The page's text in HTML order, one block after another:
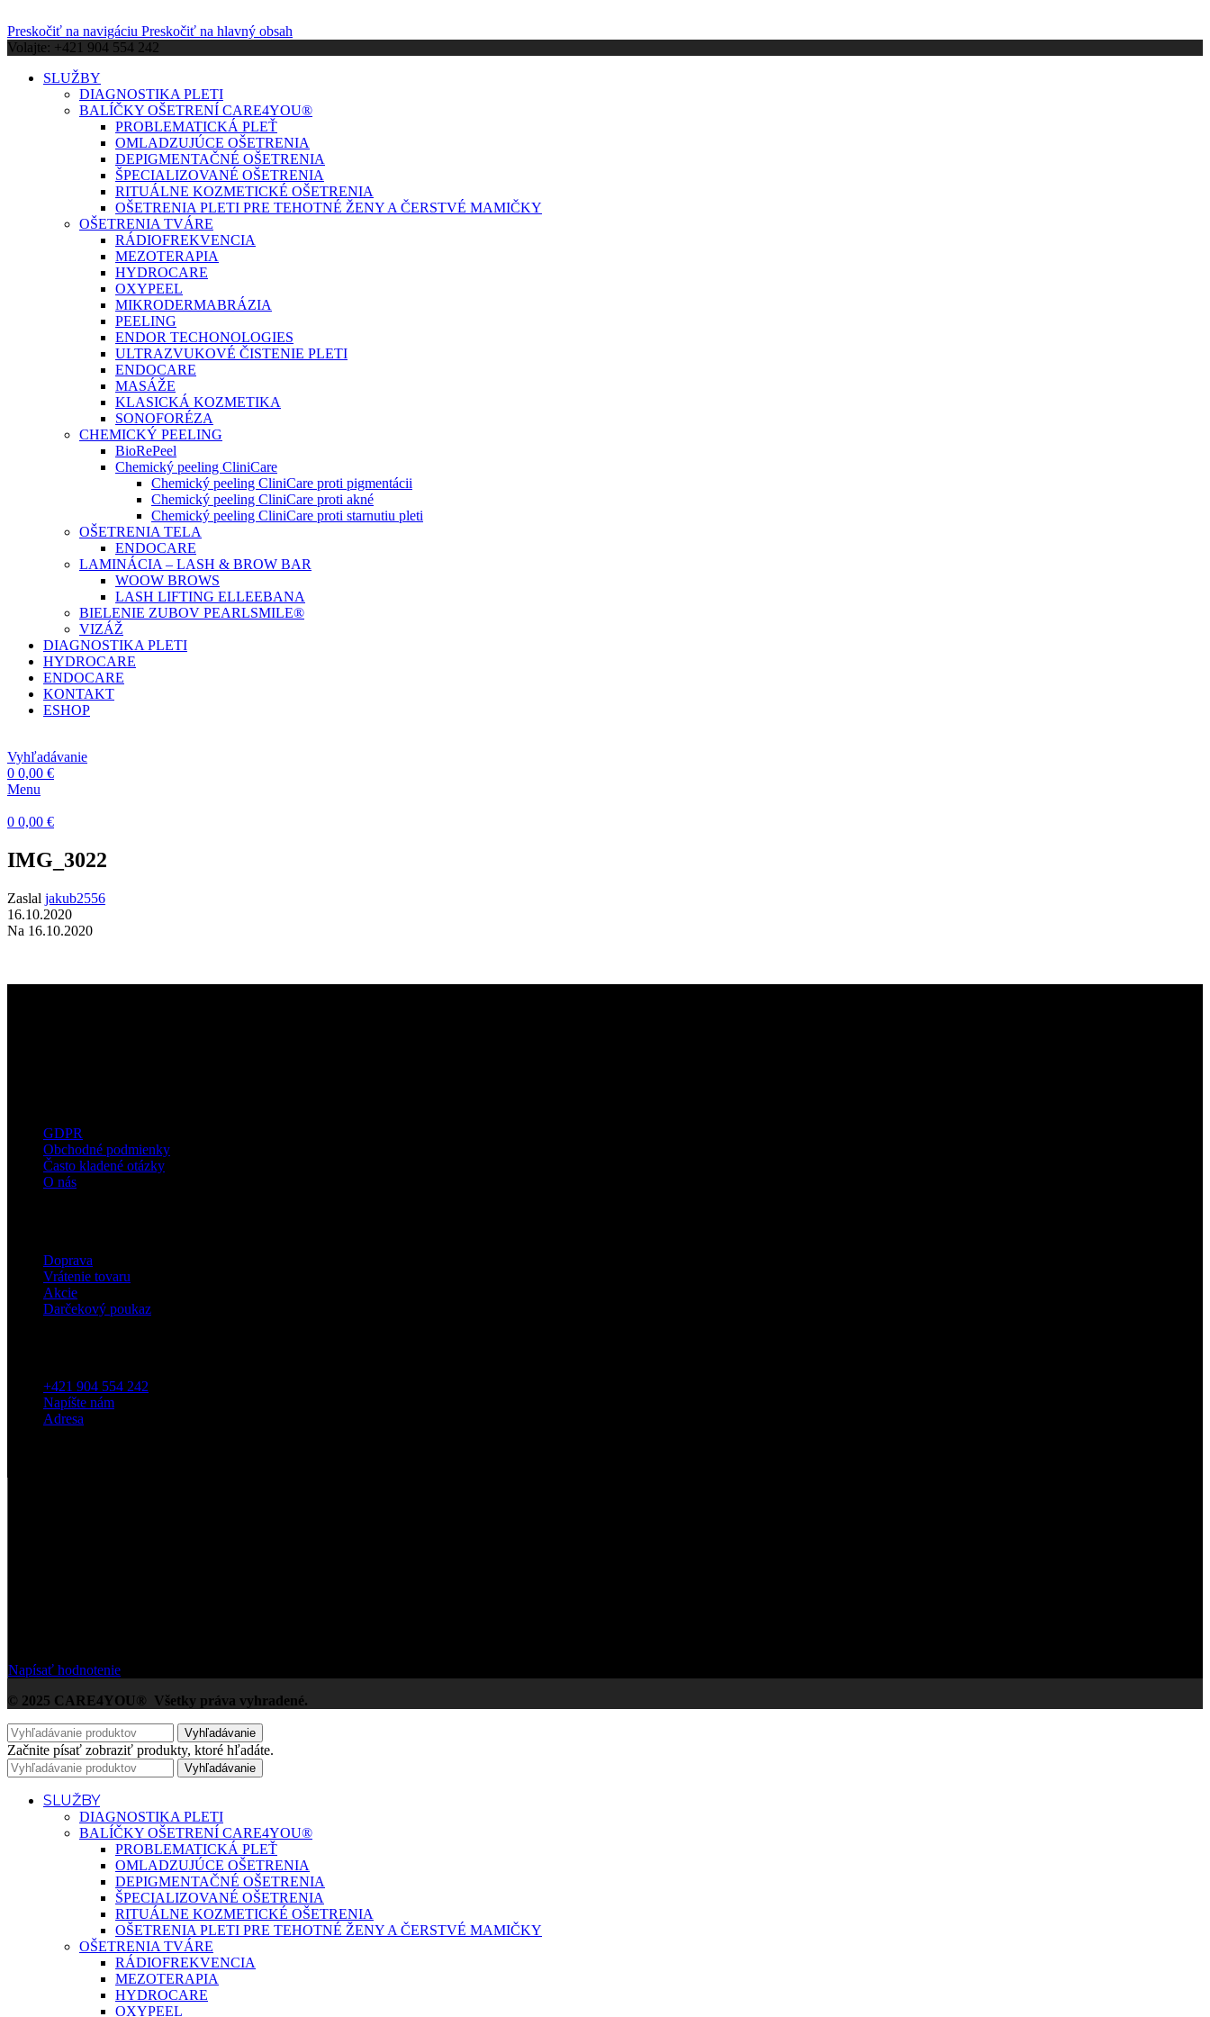
Preskočiť na navigáciu Preskočiť na hlavný obsah
Volajte: +421 904 554 242
SLUŽBY
DIAGNOSTIKA PLETI
BALÍČKY OŠETRENÍ CARE4YOU®
PROBLEMATICKÁ PLEŤ
OMLADZUJÚCE OŠETRENIA
DEPIGMENTAČNÉ OŠETRENIA
ŠPECIALIZOVANÉ OŠETRENIA
RITUÁLNE KOZMETICKÉ OŠETRENIA
OŠETRENIA PLETI PRE TEHOTNÉ ŽENY A ČERSTVÉ MAMIČKY
OŠETRENIA TVÁRE
RÁDIOFREKVENCIA
MEZOTERAPIA
HYDROCARE
OXYPEEL
MIKRODERMABRÁZIA
PEELING
ENDOR TECHONOLOGIES
ULTRAZVUKOVÉ ČISTENIE PLETI
ENDOCARE
MASÁŽE
KLASICKÁ KOZMETIKA
SONOFORÉZA
CHEMICKÝ PEELING
BioRePeel
Chemický peeling CliniCare
Chemický peeling CliniCare proti pigmentácii
Chemický peeling CliniCare proti akné
Chemický peeling CliniCare proti starnutiu pleti
OŠETRENIA TELA
ENDOCARE
LAMINÁCIA – LASH & BROW BAR
WOOW BROWS
LASH LIFTING ELLEEBANA
BIELENIE ZUBOV PEARLSMILE®
VIZÁŽ
DIAGNOSTIKA PLETI
HYDROCARE
ENDOCARE
KONTAKT
ESHOP
Vyhľadávanie
0 0,00 €
Menu
0 0,00 €
IMG_3022
Zaslal jakub2556
16.10.2020
Na 16.10.2020
GDPR
Obchodné podmienky
Často kladené otázky
O nás
Doprava
Vrátenie tovaru
Akcie
Darčekový poukaz
+421 904 554 242
Napíšte nám
Adresa
Napísať hodnotenie
© 2025 CARE4YOU® Všetky práva vyhradené.
Vyhľadávanie
Začnite písať zobraziť produkty, ktoré hľadáte.
Vyhľadávanie
SLUŽBY
DIAGNOSTIKA PLETI
BALÍČKY OŠETRENÍ CARE4YOU®
PROBLEMATICKÁ PLEŤ
OMLADZUJÚCE OŠETRENIA
DEPIGMENTAČNÉ OŠETRENIA
ŠPECIALIZOVANÉ OŠETRENIA
RITUÁLNE KOZMETICKÉ OŠETRENIA
OŠETRENIA PLETI PRE TEHOTNÉ ŽENY A ČERSTVÉ MAMIČKY
OŠETRENIA TVÁRE
RÁDIOFREKVENCIA
MEZOTERAPIA
HYDROCARE
OXYPEEL